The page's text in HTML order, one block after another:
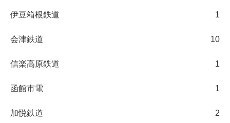
伊豆箱根鉄道 1
会津鉄道 10
信楽高原鉄道 1
函館市電 1
加悦鉄道 2